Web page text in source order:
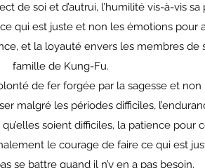
de soi et d’autrui, l’humilité vis-à-vis
qui est juste et non les émotions pour
et la loyauté envers les membres de
famille de Kung-Fu.
de fer forgée par la sagesse et non
malgré les périodes difficiles,
soient difficiles, la patience pour
le courage de faire ce qui est
se battre quand il n’y en a pas besoin.